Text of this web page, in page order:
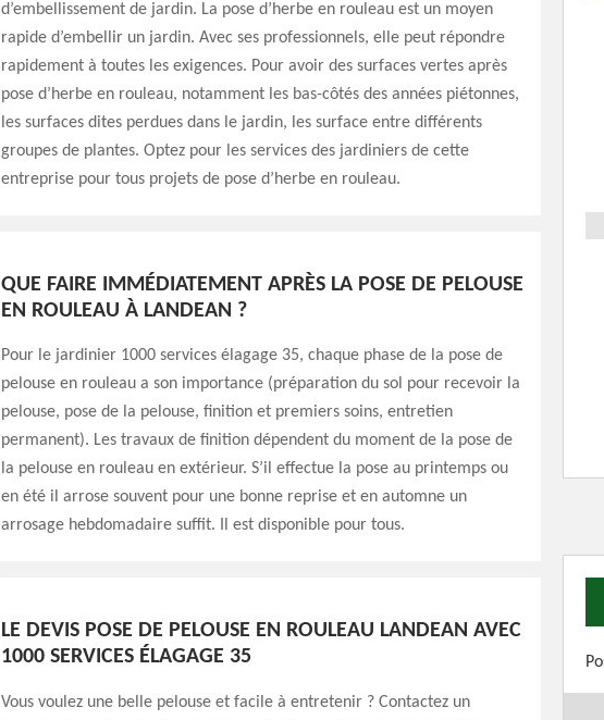
d’embellissement de jardin. La pose d’herbe en rouleau est un moyen
rapide d’embellir un jardin. Avec ses professionnels, elle peut répondre
rapidement à toutes les exigences. Pour avoir des surfaces vertes après
pose d’herbe en rouleau, notamment les bas-côtés des années piétonnes,
les surfaces dites perdues dans le jardin, les surface entre différents
groupes de plantes. Optez pour les services des jardiniers de cette
entreprise pour tous projets de pose d’herbe en rouleau.
QUE FAIRE IMMÉDIATEMENT APRÈS LA POSE DE PELOUSE
EN ROULEAU À LANDEAN ?
Pour le jardinier 1000 services élagage 35, chaque phase de la pose de
pelouse en rouleau a son importance (préparation du sol pour recevoir la
pelouse, pose de la pelouse, finition et premiers soins, entretien
permanent). Les travaux de finition dépendent du moment de la pose de
la pelouse en rouleau en extérieur. S’il effectue la pose au printemps ou
en été il arrose souvent pour une bonne reprise et en automne un
arrosage hebdomadaire suffit. Il est disponible pour tous.
LE DEVIS POSE DE PELOUSE EN ROULEAU LANDEAN AVEC
1000 SERVICES ÉLAGAGE 35
Vous voulez une belle pelouse et facile à entretenir ? Contactez un